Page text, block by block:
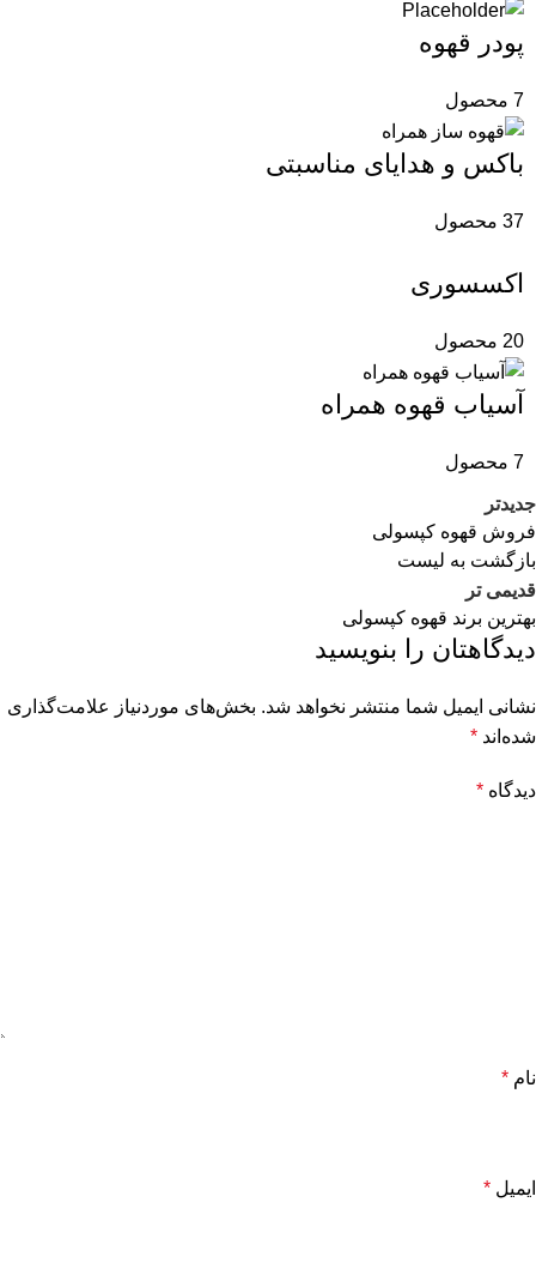
پودر قهوه
7 محصول
باکس و هدایای مناسبتی
37 محصول
اکسسوری
20 محصول
آسیاب قهوه همراه
7 محصول
جدیدتر
فروش قهوه کپسولی
بازگشت به لیست
قدیمی تر
بهترین برند قهوه کپسولی
دیدگاهتان را بنویسید
نشانی ایمیل شما منتشر نخواهد شد. بخش‌های موردنیاز علامت‌گذاری
شده‌اند *
دیدگاه *
نام *
ایمیل *